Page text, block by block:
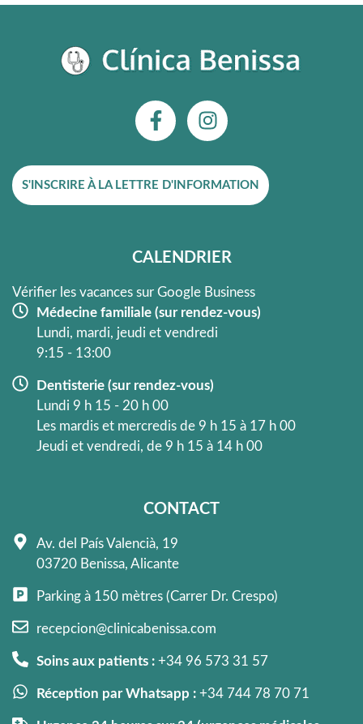
F
a
e
b
o
k
f
I
n
t
a
g
a
S'INSCRIRE À LA LETTRE D'INFORMATION
CALENDRIER
Vérifier les vacances sur Google Business
Médecine familiale (sur rendez-vous)
Lundi, mardi, jeudi et vendredi
9:15 - 13:00
Dentisterie (sur rendez-vous)
Lundi 9 h 15 - 20 h 00
Les mardis et mercredis de 9 h 15 à 17 h 00
Jeudi et vendredi, de 9 h 15 à 14 h 00
CONTACT
Av. del País Valencià, 19
03720 Benissa, Alicante
Parking à 150 mètres (Carrer Dr. Crespo)
recepcion@clinicabenissa.com
Soins aux patients : +34 96 573 31 57
Réception par Whatsapp : +34 744 78 70 71